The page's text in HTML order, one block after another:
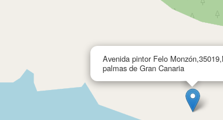
Avenida pintor Felo
palmas de Gran Canaria